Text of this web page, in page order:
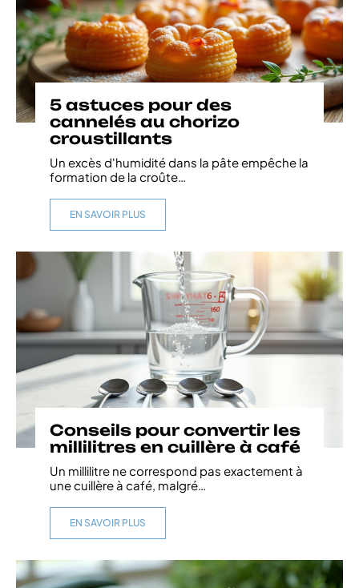
5 astuces pour des
cannelés au chorizo
croustillants
Un excès d'humidité dans la pâte empêche la
formation de la croûte…
EN SAVOIR PLUS
Conseils pour convertir les
millilitres en cuillère à café
Un millilitre ne correspond pas exactement à
une cuillère à café, malgré…
EN SAVOIR PLUS